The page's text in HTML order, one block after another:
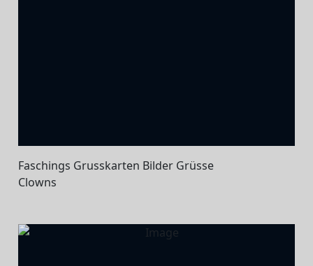
Faschings Grusskarten Bilder Grüsse
Clowns